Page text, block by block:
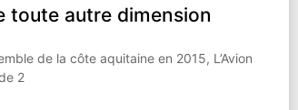
toute autre dimension
de la côte aquitaine en 2015, L’Avion
2